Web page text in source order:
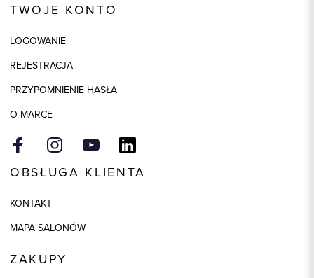
TWOJE KONTO
LOGOWANIE
REJESTRACJA
PRZYPOMNIENIE HASŁA
O MARCE
OBSŁUGA KLIENTA
KONTAKT
MAPA SALONÓW
ZAKUPY